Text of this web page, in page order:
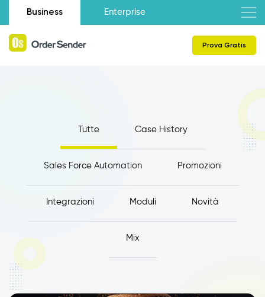
Business Enterprise
Prova Gratis
Tutte Case History
Sales Force Automation Promozioni
Integrazioni Moduli Novità
Mix